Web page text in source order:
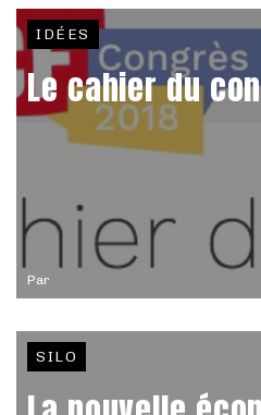
Par
IDÉES
Le cahier du
SILO